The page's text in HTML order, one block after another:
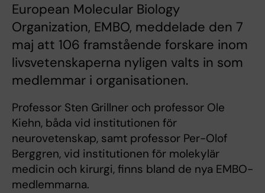
European Molecular Biology
Organization, EMBO, meddelade den 7
maj att 106 framstående forskare inom
livsvetenskaperna nyligen valts in som
medlemmar i organisationen.
Professor Sten Grillner och professor Ole
Kiehn, båda vid institutionen för
neurovetenskap, samt professor Per-Olof
Berggren, vid institutionen för molekylär
medicin och kirurgi, finns bland de nya EMBO-
medlemmarna.